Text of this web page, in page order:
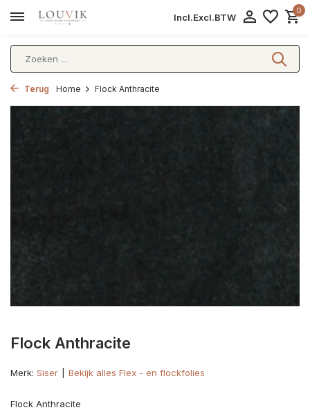
Incl.Excl.BTW
0
Terug Home Flock Anthracite
Flock Anthracite
Merk: Siser Bekijk alles Flex - en flockfolies
Flock Anthracite